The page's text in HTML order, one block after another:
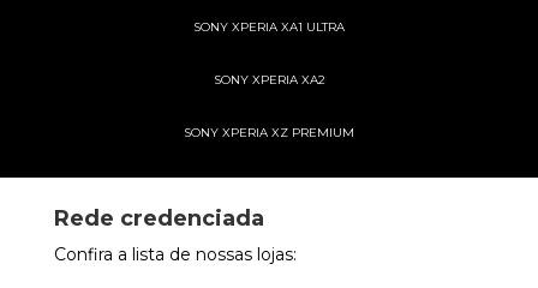
SONY XPERIA XA1 ULTRA
SONY XPERIA XA2
SONY XPERIA XZ PREMIUM
Rede credenciada
Confira a lista de nossas lojas: